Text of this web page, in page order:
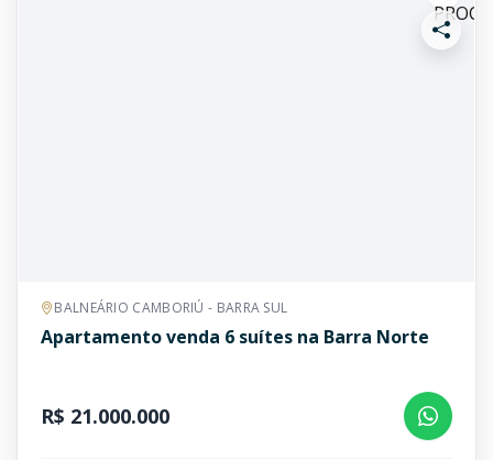
BALNEÁRIO CAMBORIÚ - BARRA SUL
Apartamento venda 6 suítes na Barra Norte
R$ 21.000.000